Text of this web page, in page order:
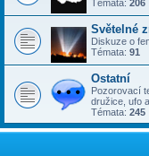
Témata: 206
Světelné
Diskuze o
Témata: 91
Ostatní
Pozorovací
družice, ufo
Témata: 245